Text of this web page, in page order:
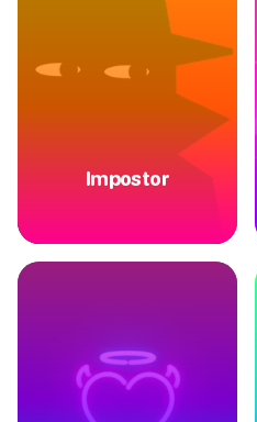
Impostor